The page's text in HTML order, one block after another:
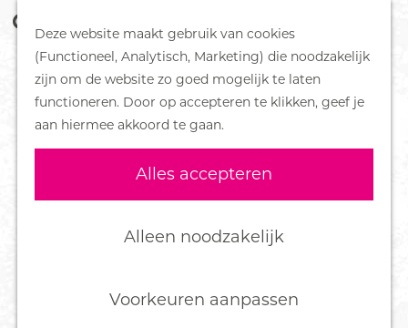
Deze website maakt gebruik van cookies
(Functioneel, Analytisch, Marketing) die noodzakelijk
zijn om de website zo goed mogelijk te laten
functioneren. Door op accepteren te klikken, geef je
aan hiermee akkoord te gaan.
Alles accepteren
Alleen noodzakelijk
Voorkeuren aanpassen
o
e
k
e
n
M
e
n
u
DORPEN
Bennekom
De Klomp
Deelen
Ederveen
Harskamp
Hoenderloo
Wekerom